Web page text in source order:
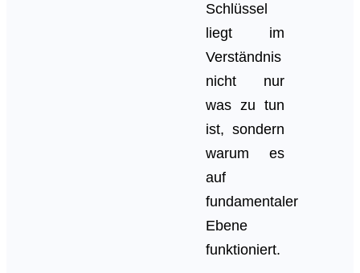
Schlüssel
liegt im
Verständnis
nicht nur
was zu tun
ist, sondern
warum es
auf
fundamentaler
Ebene
funktioniert.